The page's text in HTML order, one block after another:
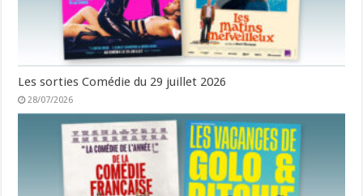
Les sorties Comédie du 29 juillet 2026
28/07/2026